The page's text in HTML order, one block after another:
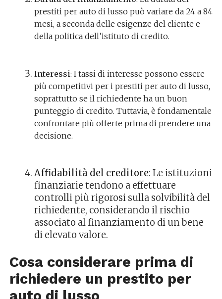
prestiti per auto di lusso può variare da 24 a 84
mesi, a seconda delle esigenze del cliente e
della politica dell’istituto di credito.
Interessi: I tassi di interesse possono essere
più competitivi per i prestiti per auto di lusso,
soprattutto se il richiedente ha un buon
punteggio di credito. Tuttavia, è fondamentale
confrontare più offerte prima di prendere una
decisione.
Affidabilità del creditore: Le istituzioni
finanziarie tendono a effettuare
controlli più rigorosi sulla solvibilità del
richiedente, considerando il rischio
associato al finanziamento di un bene
di elevato valore.
Cosa considerare prima di
richiedere un prestito per
auto di lusso